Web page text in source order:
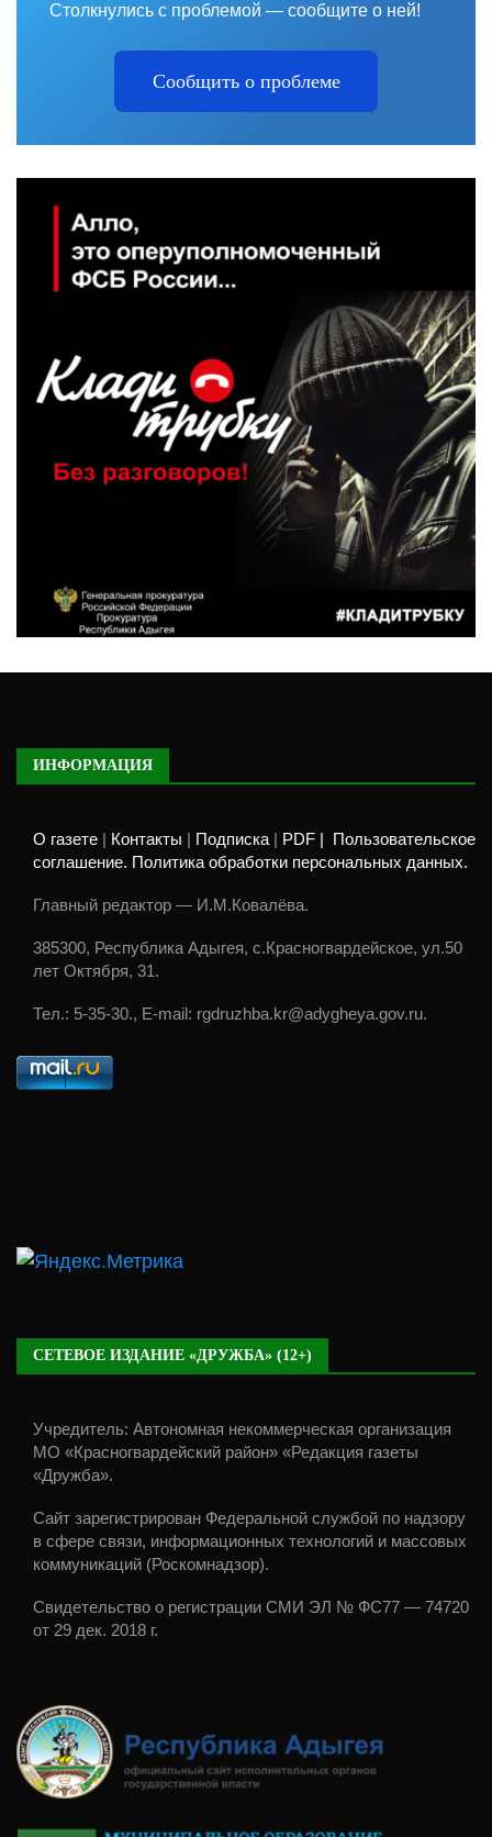
Столкнулись с проблемой — сообщите о ней!
Сообщить о проблеме
ИНФОРМАЦИЯ
О газете Контакты Подписка| PDF |
Пользовательское
соглашение. Политика обработки персональных данных.
Главный редактор — И.М.Ковалёва.
385300, Республика Адыгея, с.Красногвардейское, ул.50
лет Октября, 31.
Тел.: 5-35-30., E-mail: rgdruzhba.kr@adygheya.gov.ru.
СЕТЕВОЕ ИЗДАНИЕ «ДРУЖБА» (12+)
Учредитель: Автономная некоммерческая организация
МО «Красногвардейский район» «Редакция газеты
«Дружба».
Сайт зарегистрирован Федеральной службой по надзору
в сфере связи, информационных технологий и массовых
коммуникаций (Роскомнадзор).
Свидетельство о регистрации СМИ ЭЛ № ФС77 — 74720
от 29 дек. 2018 г.